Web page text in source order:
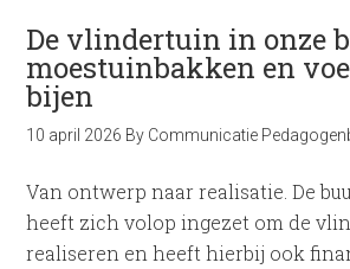
De vlindertuin in onze
moestuinbakken en
bijen
10 april 2026 By Communicatie
Van ontwerp naar realisatie. De
heeft zich volop ingezet om de
realiseren en heeft hierbij ook